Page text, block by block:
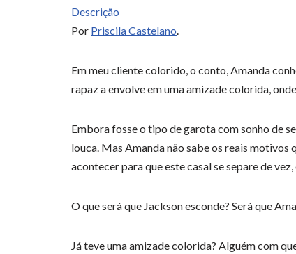
Descrição
Por Priscila Castelano.
Em meu cliente colorido, o conto, Amanda
rapaz a envolve em uma amizade colorida,
Embora fosse o tipo de garota com sonho de
louca. Mas Amanda não sabe os reais motivos
acontecer para que este casal se separe de
O que será que Jackson esconde? Será que
Já teve uma amizade colorida? Alguém com